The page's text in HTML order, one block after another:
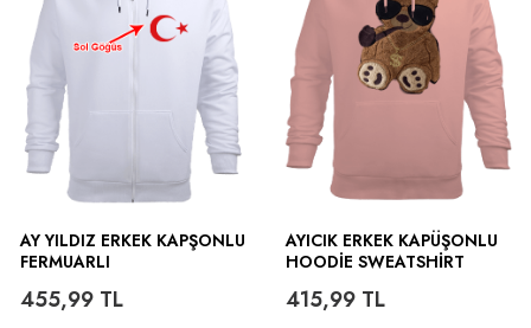
AY YILDIZ ERKEK KAPŞONLU
FERMUARLI
455,99 TL
AYICIK ERKEK KAPÜŞONLU
HOODIE SWEATSHIRT
415,99TL